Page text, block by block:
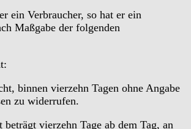
ein Verbraucher, so hat er ein
Maßgabe der folgenden
binnen vierzehn Tagen ohne Angabe
zu widerrufen.
vierzehn Tage ab dem Tag, an